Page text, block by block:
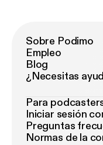
Sobre Podimo
Empleo
Blog
¿Necesitas
Para
Iniciar sesión
Preguntas
Normas de la